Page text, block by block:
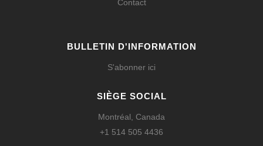
Contact
BULLETIN D'INFORMATION
S'abonner ici
SIÈGE SOCIAL
Montréal, Canada
+1 514 505 4436